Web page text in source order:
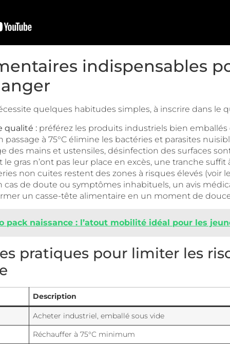
indispensables
quelques habitudes simples, à inscrire dans
qualité : préférez les produits industriels bien emballés
passage à 75°C élimine les bactéries et parasites
des mains et ustensiles, désinfection des surfaces
le gras n’ont pas leur place en excès, une tranche suffit
non cuites restent des zones à risques élevés (voir
cas de doute ou symptômes inhabituels, un avis
un casse-tête alimentaire en un moment de
pack naissance : l’atout mobilité idéal pour les
pratiques pour limiter les
Description
Acheter industriel, emballé sous vide
Réchauffer à 75°C minimum